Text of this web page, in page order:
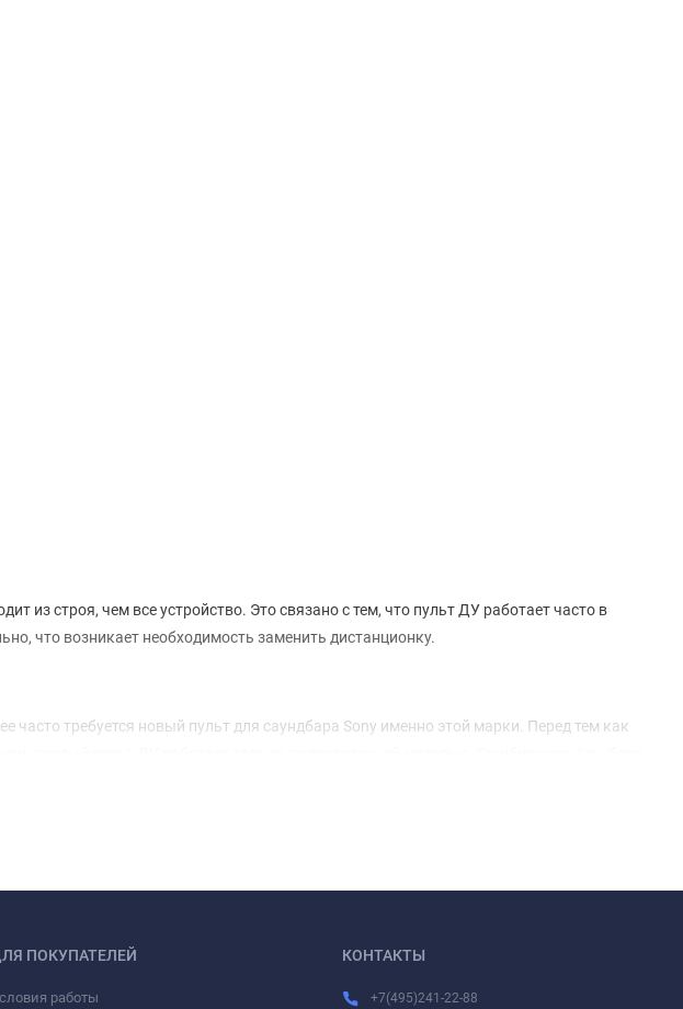
из строя, чем все устройство. Это связано с тем, что пульт ДУ работает часто в
что возникает необходимость заменить дистанционку.
часто требуется новый пульт для саундбара Sony именно этой марки. Перед тем как
пульт для саундбара Sony, желательно проконсультироваться с грамотным
ПОКУПАТЕЛЕЙ
работы
КОНТАКТЫ
+7(495)241-22-88